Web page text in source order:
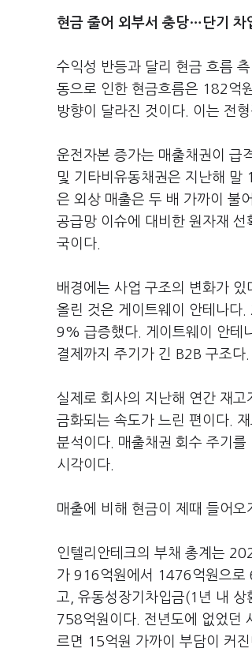
현금 줄어 외부서 충당…단기 차
수익성 반등과 달리 현금 흐름
동으로 인한 현금흐름은 182억
방향이 달라진 것이다. 이는 전
운전자본 증가는 매출채권이 급
및 기타비유동채권은 지난해
은 외상 매출은 두 배 가까이 불
공급망 이슈에 대비한 원자재
국이다.
배경에는 사업 구조의 변화가
올린 것은 게이트웨이 안테나
9% 급증했다. 게이트웨이 안테
결제까지 주기가 긴 B2B 구조다.
실제로 회사의 지난해 연간 재
금화되는 속도가 느린 편이다.
분석이다. 매출채권 회수 주기
시각이다.
매출에 비해 현금이 제때 들어
인텔리안테크의 부채 총계는
가 916억원에서 1476억원으로
고, 유동성장기차입금(1년 내
758억원이다. 전년도에 없었던
르면 15억원 가까이 부담이 커